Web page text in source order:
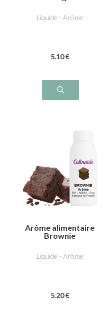
Liquide - Arôme
5.10 €
Arôme alimentaire
Brownie
Liquide - Arôme
5.20 €